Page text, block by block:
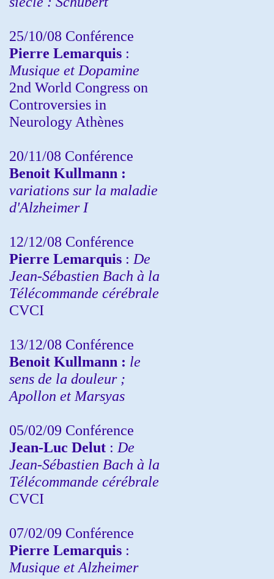
25/10/08 Conférence
Pierre Lemarquis :
Musique et Dopamine
2nd World Congress on
Controversies in
Neurology Athènes
20/11/08 Conférence
Benoit Kullmann :
variations sur la maladie
d'Alzheimer I
12/12/08 Conférence
Pierre Lemarquis : De
Jean-Sébastien Bach à la
Télécommande cérébrale
CVCI
13/12/08 Conférence
Benoit Kullmann : le
sens de la douleur ;
Apollon et Marsyas
05/02/09 Conférence
Jean-Luc Delut : De
Jean-Sébastien Bach à la
Télécommande cérébrale
CVCI
07/02/09 Conférence
Pierre Lemarquis :
Musique et Alzheimer